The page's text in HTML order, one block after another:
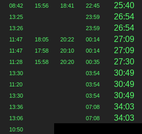
08:42 15:56 18:41 22:45
25:40
13:25 23:59
26:54
13:26 23:59
26:54
11:47 18:05 20:22 00:14
27:09
11:47 17:58 20:10 00:14
27:09
11:28 15:58 20:20 00:35
27:30
13:30 03:54
30:49
11:20 03:54
30:49
13:30 03:54
30:49
13:36 07:08
34:03
13:06 07:08
34:03
10:50